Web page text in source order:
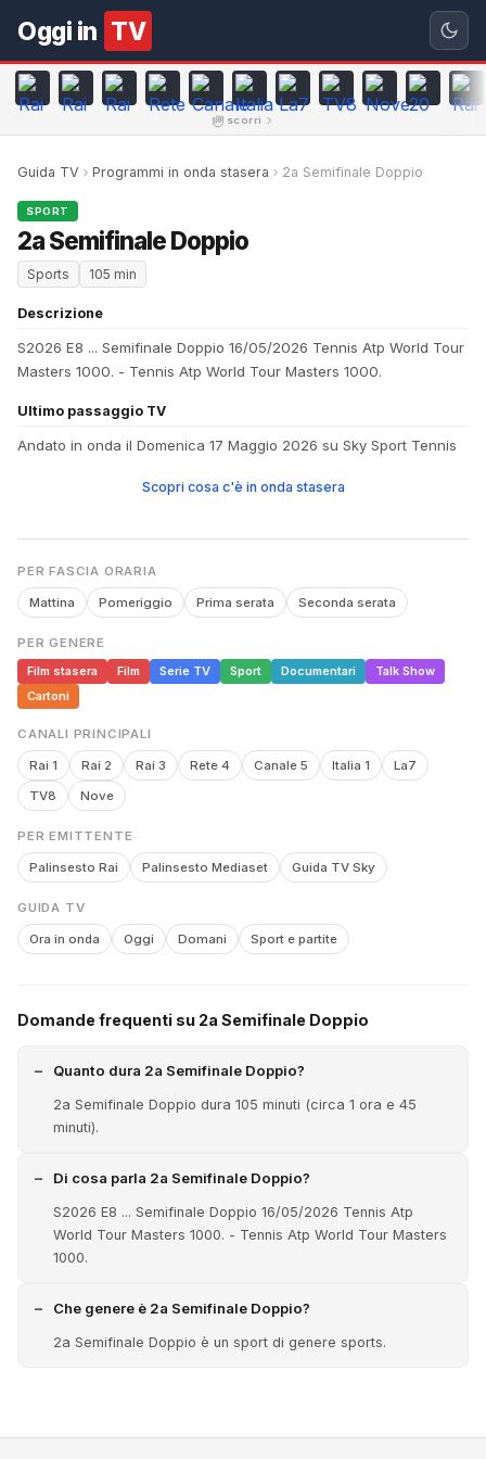
Oggi in TV
scorri
Guida TV Programmi in onda stasera 2a Semifinale Doppio
SPORT
2a Semifinale Doppio
Sports 105 min
Descrizione
S2026 E8 ... Semifinale Doppio 16/05/2026 Tennis Atp World Tour
Masters 1000. - Tennis Atp World Tour Masters 1000.
Ultimo passaggio TV
Andato in onda il Domenica 17 Maggio 2026 su Sky Sport Tennis
Scopri cosa c'è in onda stasera
PER FASCIA ORARIA
Mattina Pomeriggio Prima serata Seconda serata
PER GENERE
Film stasera
Film Serie TV Sport Documentari
Talk Show
Cartoni
CANALI PRINCIPALI
Rai 1 Rai 2 Rai 3 Rete 4 Canale 5 Italia 1
La7
TV8
Nove
PER EMITTENTE
Palinsesto Rai Palinsesto Mediaset Guida TV Sky
GUIDA TV
Ora in onda Oggi Domani Sport e partite
Domande frequenti su 2a Semifinale Doppio
Quanto dura 2a Semifinale Doppio?
2a Semifinale Doppio dura 105 minuti (circa 1 ora e 45
minuti).
Di cosa parla 2a Semifinale Doppio?
S2026 E8 ... Semifinale Doppio 16/05/2026 Tennis Atp
World Tour Masters 1000. - Tennis Atp World Tour Masters
1000.
Che genere è 2a Semifinale Doppio?
2a Semifinale Doppio è un sport di genere sports.